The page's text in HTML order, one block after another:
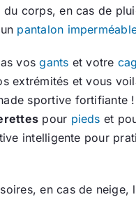
du corps, en cas de
pantalon
vosgants et votre
extrémités et vous
sportive fortifiante !
pour pieds et
intelligente pour
en cas de neige,